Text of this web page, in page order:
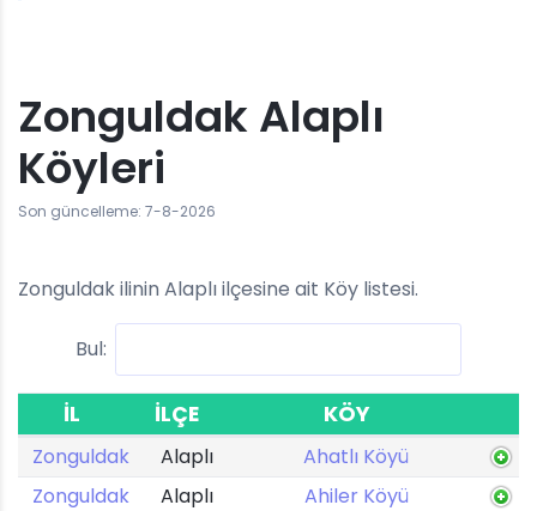
Zonguldak Alaplı
Köyleri
Son güncelleme: 7-8-2026
Zonguldak ilinin Alaplı ilçesine ait Köy listesi.
Bul:
İL İLÇE KÖY
Zonguldak Alaplı
Ahatlı Köyü
Zonguldak
Alaplı
Ahiler Köyü